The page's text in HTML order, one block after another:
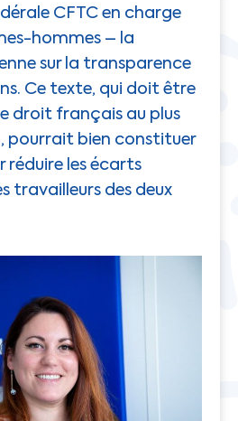
CFTC en charge
hommes – la
sur la transparence
Ce texte, qui doit être
droit français au plus
pourrait bien constituer
réduire les écarts
travailleurs des deux